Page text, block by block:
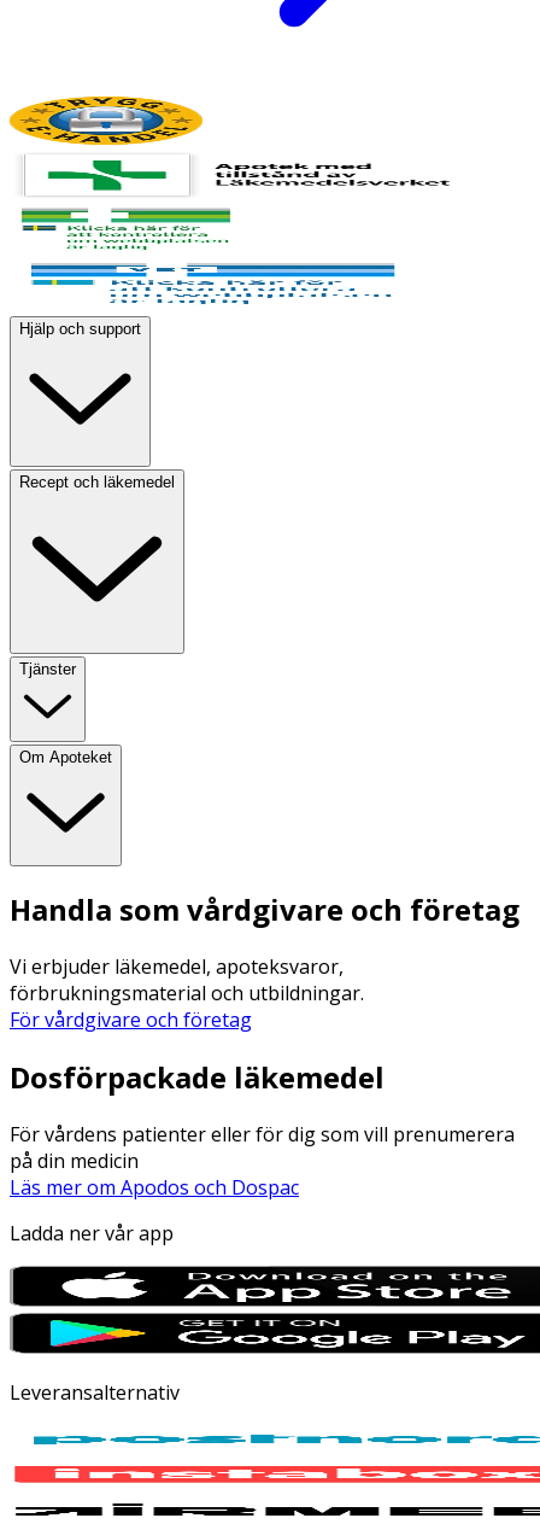
Hjälp och support
Recept och läkemedel
Tjänster
Om Apoteket
Handla som vårdgivare och företag
Vi erbjuder läkemedel, apoteksvaror,
förbrukningsmaterial och utbildningar.
För vårdgivare och företag
Dosförpackade läkemedel
För vårdens patienter eller för dig som vill prenumerera
på din medicin
Läs mer om Apodos och Dospac
Ladda ner vår app
Leveransalternativ